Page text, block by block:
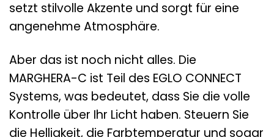
setzt stilvolle Akzente und sorgt für eine
angenehme Atmosphäre.
Aber das ist noch nicht alles. Die
MARGHERA-C ist Teil des EGLO CONNECT
Systems, was bedeutet, dass Sie die volle
Kontrolle über Ihr Licht haben. Steuern Sie
die Helligkeit, die Farbtemperatur und sogar